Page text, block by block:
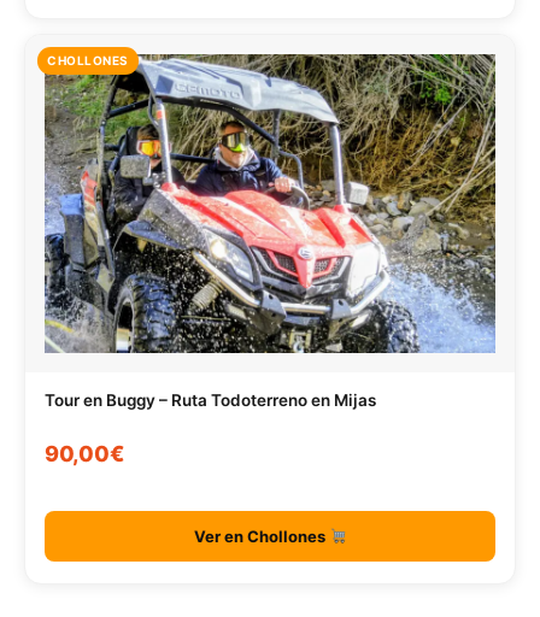
CHOLLONES
Tour en Buggy – Ruta Todoterreno en Mijas
90,00€
Ver en Chollones